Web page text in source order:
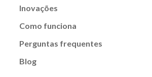
Inovações
Como funciona
Perguntas frequentes
Blog